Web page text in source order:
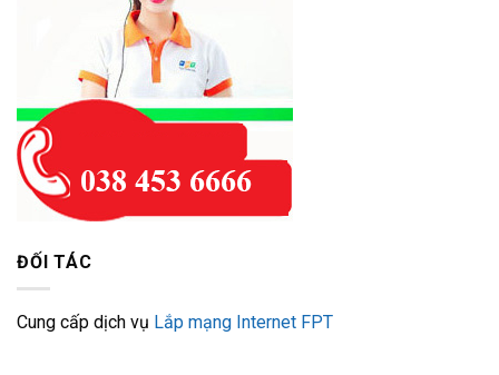
ĐỐI TÁC
Cung cấp dịch vụ Lắp mạng Internet FPT